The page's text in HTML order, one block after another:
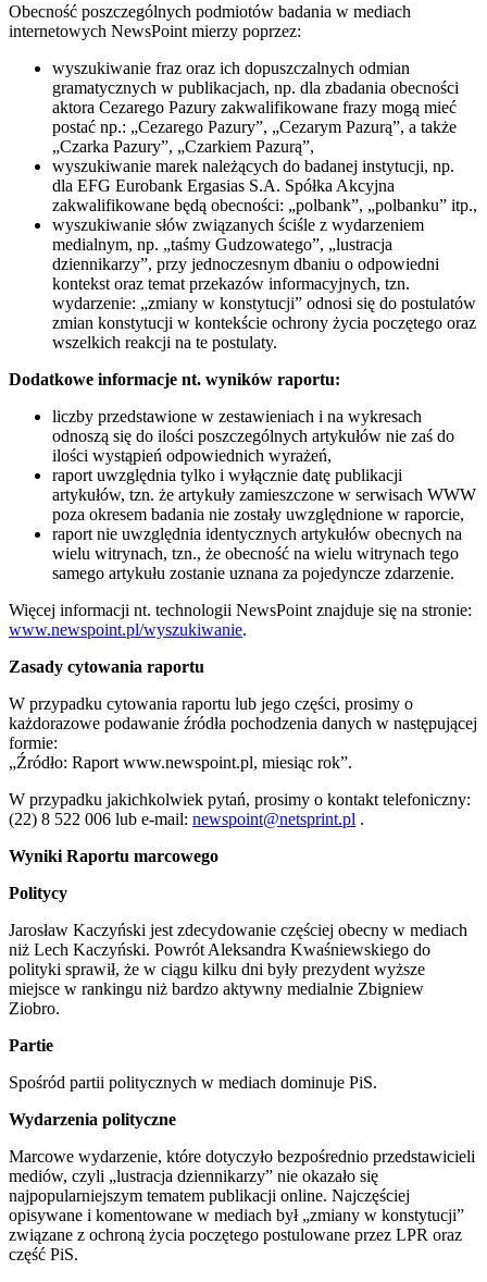
Obecność poszczególnych podmiotów badania w mediach
internetowych NewsPoint mierzy poprzez:
wyszukiwanie fraz oraz ich dopuszczalnych odmian
gramatycznych w publikacjach, np. dla zbadania obecności
aktora Cezarego Pazury zakwalifikowane frazy mogą mieć
postać np.: „Cezarego Pazury”, „Cezarym Pazurą”, a także
„Czarka Pazury”, „Czarkiem Pazurą”,
wyszukiwanie marek należących do badanej instytucji, np.
dla EFG Eurobank Ergasias S.A. Spółka Akcyjna
zakwalifikowane będą obecności: „polbank”, „polbanku” itp.,
wyszukiwanie słów związanych ściśle z wydarzeniem
medialnym, np. „taśmy Gudzowatego”, „lustracja
dziennikarzy”, przy jednoczesnym dbaniu o odpowiedni
kontekst oraz temat przekazów informacyjnych, tzn.
wydarzenie: „zmiany w konstytucji” odnosi się do postulatów
zmian konstytucji w kontekście ochrony życia poczętego oraz
wszelkich reakcji na te postulaty.
Dodatkowe informacje nt. wyników raportu:
liczby przedstawione w zestawieniach i na wykresach
odnoszą się do ilości poszczególnych artykułów nie zaś do
ilości wystąpień odpowiednich wyrażeń,
raport uwzględnia tylko i wyłącznie datę publikacji
artykułów, tzn. że artykuły zamieszczone w serwisach WWW
poza okresem badania nie zostały uwzględnione w raporcie,
raport nie uwzględnia identycznych artykułów obecnych na
wielu witrynach, tzn., że obecność na wielu witrynach tego
samego artykułu zostanie uznana za pojedyncze zdarzenie.
Więcej informacji nt. technologii NewsPoint znajduje się na stronie:
www.newspoint.pl/wyszukiwanie.
Zasady cytowania raportu
W przypadku cytowania raportu lub jego części, prosimy o
każdorazowe podawanie źródła pochodzenia danych w następującej
formie:
„Źródło: Raport www.newspoint.pl, miesiąc rok”.
W przypadku jakichkolwiek pytań, prosimy o kontakt telefoniczny:
(22) 8 522 006 lub e-mail: newspoint@netsprint.pl .
Wyniki Raportu marcowego
Politycy
Jarosław Kaczyński jest zdecydowanie częściej obecny w mediach
niż Lech Kaczyński. Powrót Aleksandra Kwaśniewskiego do
polityki sprawił, że w ciągu kilku dni były prezydent wyższe
miejsce w rankingu niż bardzo aktywny medialnie Zbigniew
Ziobro.
Partie
Spośród partii politycznych w mediach dominuje PiS.
Wydarzenia polityczne
Marcowe wydarzenie, które dotyczyło bezpośrednio przedstawicieli
mediów, czyli „lustracja dziennikarzy” nie okazało się
najpopularniejszym tematem publikacji online. Najczęściej
opisywane i komentowane w mediach był „zmiany w konstytucji”
związane z ochroną życia poczętego postulowane przez LPR oraz
część PiS.